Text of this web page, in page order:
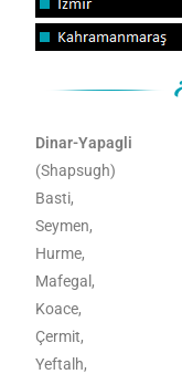
Dinar-Yapagli
(Shapsugh)
Basti,
Seymen,
Hurme,
Mafegal,
Koace,
Çermit,
Yeftalh,